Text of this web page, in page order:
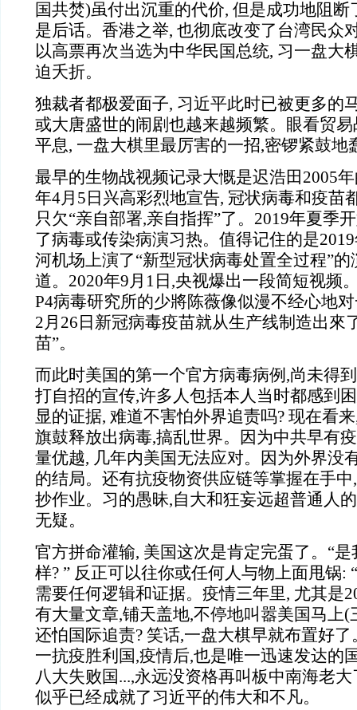
国共焚)虽付出沉重的代价, 但是成功地阻
是后话。香港之举, 也彻底改变了台湾民众
以高票再次当选为中华民国总统, 习一盘大
迫夭折。
独裁者都极爱面子, 习近平此时已被更多的
或大唐盛世的闹剧也越来越频繁。眼看贸
平息, 一盘大棋里最厉害的一招,密锣紧鼓地
最早的生物战视频记录大慨是迟浩田2005
年4月5日兴高彩烈地宣告, 冠状病毒和疫苗
只欠“亲自部署,亲自指挥”了。2019年夏季
了病毒或传染病演习热。值得记住的是
河机场上演了“新型冠状病毒处置全过程”
道。2020年9月1日,央视爆出一段简短视频
P4病毒研究所的少將陈薇像似漫不经心地
2月26日新冠病毒疫苗就从生产线制造出來
苗”。
而此时美国的第一个官方病毒病例,尚未得
打自招的宣传,许多人包括本人当时都感到
显的证据, 难道不害怕外界追责吗? 现在看
旗鼓释放出病毒,搞乱世界。因为中共早有
量优越, 几年内美国无法应对。因为外界没
的结局。还有抗疫物资供应链等掌握在手
抄作业。习的愚昧,自大和狂妄远超普通人
无疑。
官方拼命灌输, 美国这次是肯定完蛋了。“
样? ” 反正可以往你或任何人与物上面甩锅:
需要任何逻辑和证据。疫情三年里, 尤其是
有大量文章,铺天盖地,不停地叫嚣美国马上(
还怕国际追责? 笑话,一盘大棋早就布置好
一抗疫胜利国,疫情后,也是唯一迅速发达的
八大失败国...,永远没资格再叫板中南海老
似乎已经成就了习近平的伟大和不凡。